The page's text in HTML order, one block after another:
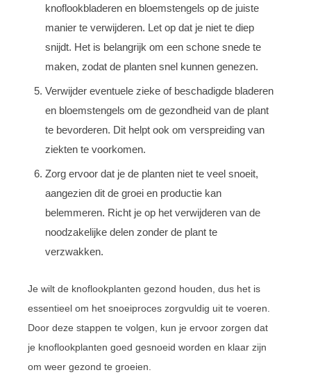
knoflookbladeren en bloemstengels op de juiste
manier te verwijderen. Let op dat je niet te diep
snijdt. Het is belangrijk om een schone snede te
maken, zodat de planten snel kunnen genezen.
Verwijder eventuele zieke of beschadigde bladeren
en bloemstengels om de gezondheid van de plant
te bevorderen. Dit helpt ook om verspreiding van
ziekten te voorkomen.
Zorg ervoor dat je de planten niet te veel snoeit,
aangezien dit de groei en productie kan
belemmeren. Richt je op het verwijderen van de
noodzakelijke delen zonder de plant te
verzwakken.
Je wilt de knoflookplanten gezond houden, dus het is
essentieel om het snoeiproces zorgvuldig uit te voeren.
Door deze stappen te volgen, kun je ervoor zorgen dat
je knoflookplanten goed gesnoeid worden en klaar zijn
om weer gezond te groeien.